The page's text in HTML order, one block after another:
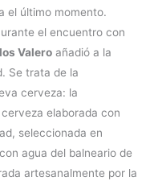
el último momento.
el encuentro con
Valero añadió a la
Se trata de la
cerveza: la
elaborada con
seleccionada en
agua del balneario de
artesanalmente por la